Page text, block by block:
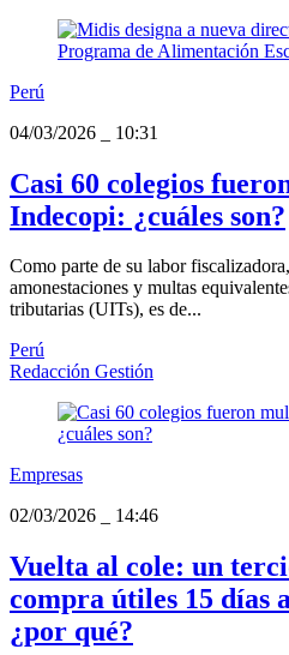
Perú
04/03/2026
10:31
Casi 60 colegios
Indecopi: ¿cuáles son?
Como parte de su labor
amonestaciones y multas
tributarias (UITs), es de...
Perú
Redacción Gestión
Empresas
02/03/2026
14:46
Vuelta al cole: un
compra útiles 15 días
¿por qué?